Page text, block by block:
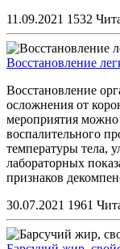
11.09.2021 1532
Восстановление
Восстановление
осложнения от
мероприятия можно
воспалительного
температуры тела,
лабораторных
признаков
30.07.2021 1961